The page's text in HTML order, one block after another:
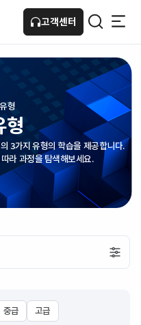
고객센터
형
형
3가지 유형의 학습을 제공합니다.
라 과정을 탐색해보세요.
중급 고급